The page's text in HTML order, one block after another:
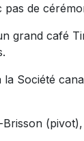
de
grand café
Société